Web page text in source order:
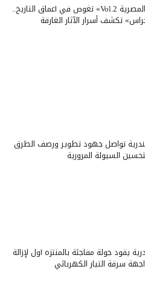
حراس الهوية المصرية Vol.2» تغوص في أعماق التاريخ..
تكشف أسرار الآثار الغارقة
تواصل جهود تطوير ورصف الطرق
السيولة المرورية
يقود جولة مفاجئة بالمنتزه أول لإزالة
سرقة التيار الكهربائي